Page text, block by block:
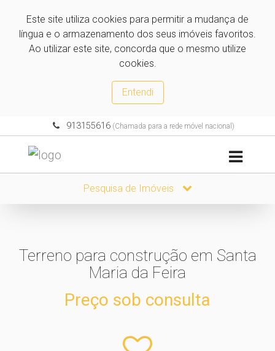
Este site utiliza cookies para permitir a mudança de
língua e o armazenamento dos seus imóveis favoritos.
Ao utilizar este site, concorda que o mesmo utilize
cookies.
Entendi
913155616 (Chamada para a rede móvel nacional)
Pesquisa de Imóveis
Terreno para construção em Santa
Maria da Feira
Preço sob consulta